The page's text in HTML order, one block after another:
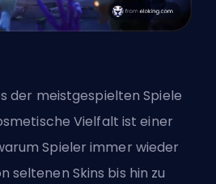
der meistgespielten Spiele
Vielfalt ist einer
Spieler immer wieder
seltenen Skins bis hin zu